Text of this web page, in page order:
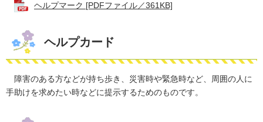
ヘルプマーク [PDFファイル／361KB]
ヘルプカード
障害のある方などが持ち歩き、災害時や緊急時など、周囲の人に
手助けを求めたい時などに提示するためのものです。